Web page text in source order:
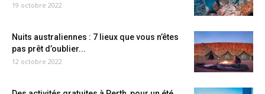
19 octobre 2022
Nuits australiennes : 7 lieux que vous n’êtes
pas prêt d’oublier...
12 octobre 2022